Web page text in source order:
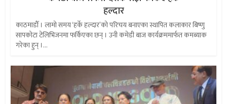
हल्दार
काठमाडौँ । लामो समय ‘हर्के हल्दार’को परिचय बनाएका स्थापित कलाकार बिष्णु
सापकोटा टेलिभिजनमा फर्किएका छन् । उनी कमेडी बाज कार्यक्रममार्फत कमब्याक
गरेका हुन् ।...